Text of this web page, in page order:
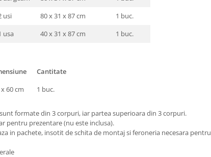
usi
80 x 31 x 87 cm
1 buc.
usa
40 x 31 x 87 cm 1 buc.
Cantitate
60 cm 1 buc.
formate din 3 corpuri, iar partea superioara din 3 corpuri.
pentru prezentare (nu este inclusa).
in pachete, insotit de schita de montaj si feroneria necesara pentru